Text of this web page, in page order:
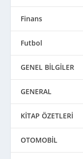
Finans
Futbol
GENEL BİLGİLER
GENERAL
KİTAP ÖZETLERİ
OTOMOBİL